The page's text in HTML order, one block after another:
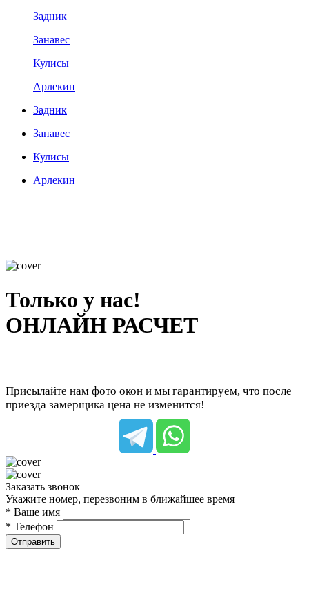
Задник
Занавес
Кулисы
Арлекин
Задник
Занавес
Кулисы
Арлекин
Только у нас!
ОНЛАЙН РАСЧЕТ
Присылайте нам фото окон и мы гарантируем, что после
приезда замерщика цена не изменится!
Заказать звонок
Укажите номер, перезвоним в ближайшее время
* Ваше имя
* Телефон
Отправить